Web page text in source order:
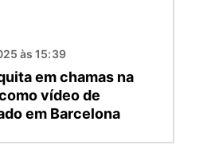
às 15:39
em chamas na
vídeo de
em Barcelona